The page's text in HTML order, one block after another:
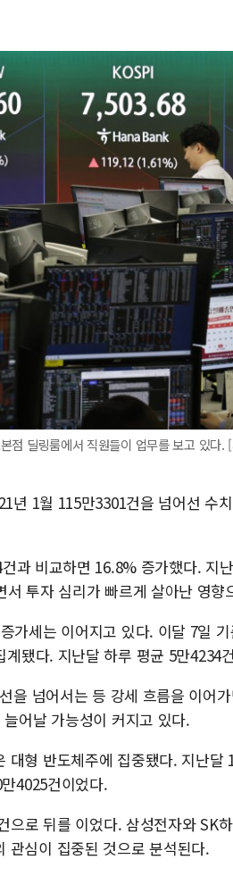
점 딜링룸에서 직원들이 업무를 보고 있다.
년 1월 115만3301건을 넘어선 수
과 비교하면 16.8% 증가했다. 지
투자 심리가 빠르게 살아난 영향
가세는 이어지고 있다. 이달 7일
계됐다. 지난달 하루 평균 5만4234
을 넘어서는 등 강세 흐름을 이어
어날 가능성이 커지고 있다.
대형 반도체주에 집중됐다. 지난
4025건이었다.
으로 뒤를 이었다. 삼성전자와 SK
관심이 집중된 것으로 분석된다.